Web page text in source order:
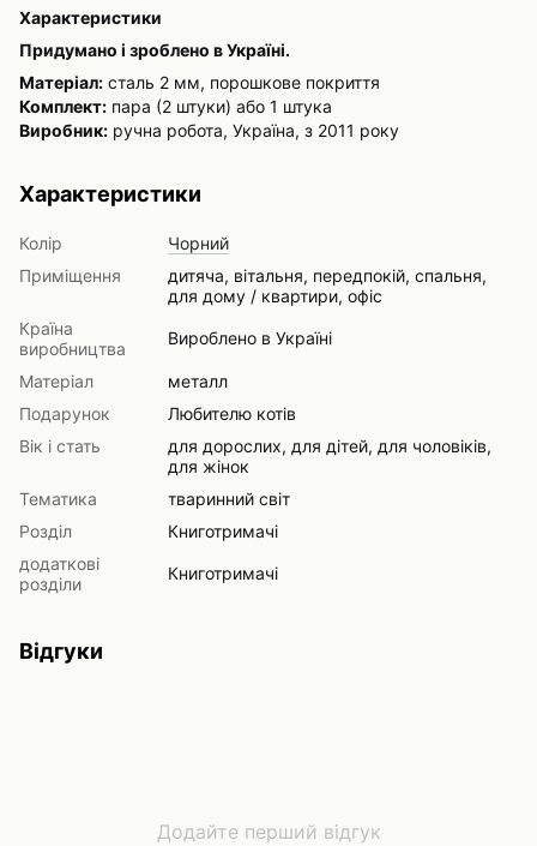
Характеристики
Придумано і зроблено в Україні.
Матеріал: сталь 2 мм, порошкове покриття
Комплект: пара (2 штуки) або 1 штука
Виробник: ручна робота, Україна, з 2011 року
Характеристики
Колір
Чорний
Приміщення
дитяча, вітальня, передпокій, спальня,
для дому / квартири, офіс
Країна
виробництва
Вироблено в Україні
Матеріал
металл
Подарунок
Любителю котів
Вік і стать
для дорослих, для дітей, для чоловіків,
для жінок
Тематика
тваринний світ
Розділ
Книготримачі
додаткові
розділи
Книготримачі
Відгуки
Додайте перший відгук